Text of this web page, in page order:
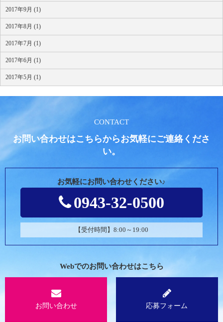
2017年9月 (1)
2017年8月 (1)
2017年7月 (1)
2017年6月 (1)
2017年5月 (1)
CONTACT
お問い合わせはこちらからお気軽にご連絡くださ
い。
お気軽にお問い合わせください♪
0943-32-0500
【受付時間】8:00～19:00
Webでのお問い合わせはこちら
お問い合わせ 応募フォーム